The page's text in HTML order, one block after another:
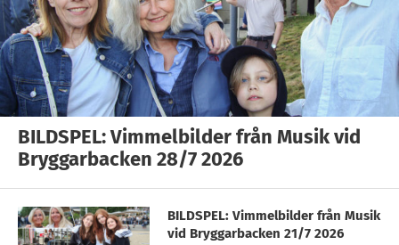
BILDSPEL: Vimmelbilder från Musik vid
Bryggarbacken 28/7 2026
BILDSPEL: Vimmelbilder från Musik
vid Bryggarbacken 21/7 2026